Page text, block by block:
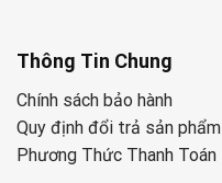
Thông Tin Chung
Chính sách bảo hành
Quy định đổi trả sản phẩm
Phương Thức Thanh Toán